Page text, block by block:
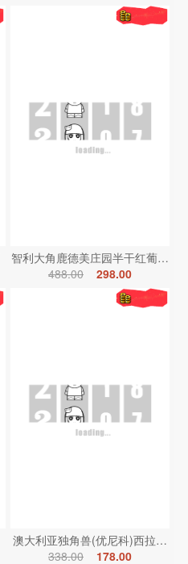
智利大角鹿德美庄园半干红葡萄酒
488.00
298.00
澳大利亚独角兽(优尼科)西拉红葡
338.00
178.00